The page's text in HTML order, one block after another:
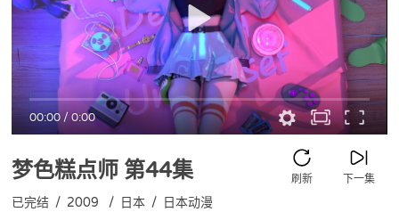
00:00/0:00
梦色糕点师 第44集 下一集
刷新
已完结 / 2009 / 日本 / 日本动漫